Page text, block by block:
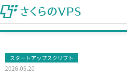
スタートアップスクリプト
2026.05.20